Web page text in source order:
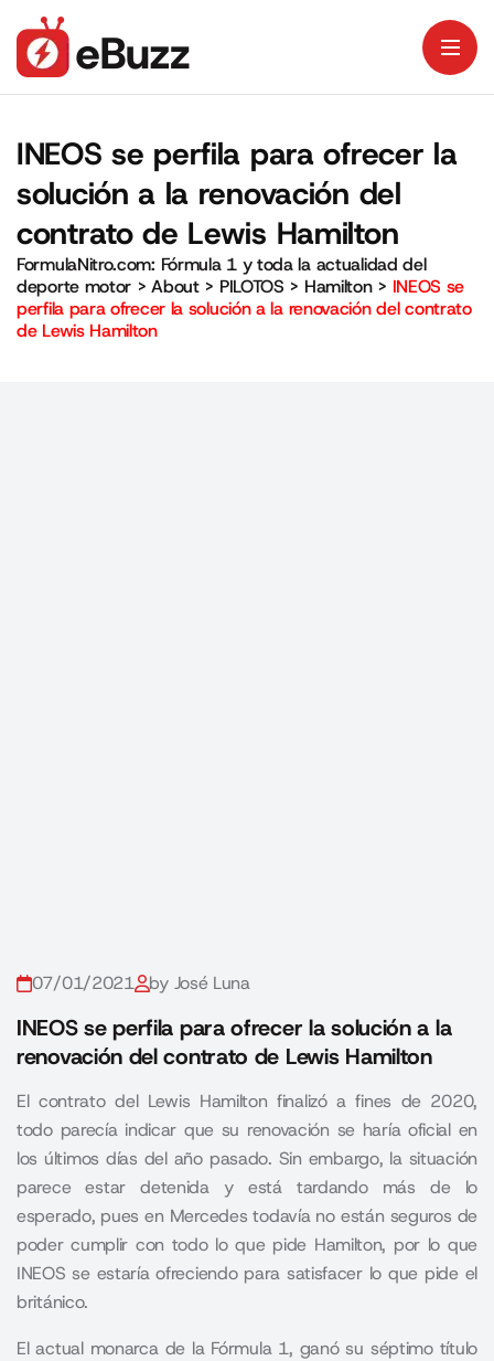
INEOS se perfila para ofrecer la
solución a la renovación del
contrato de Lewis Hamilton
FormulaNitro.com: Fórmula 1 y toda la actualidad del
deporte motor >About> PILOTOS > Hamilton> INEOS se
perfila para ofrecer la solución a la renovación del contrato
de Lewis Hamilton
07/01/2021 by José Luna
INEOS se perfila para ofrecer la solución a la
renovación del contrato de Lewis Hamilton
El contrato del Lewis Hamilton finalizó a fines de 2020,
todo parecía indicar que su renovación se haría oficial en
los últimos días del año pasado. Sin embargo, la situación
parece estar detenida y está tardando más de lo
esperado, pues en Mercedes todavía no están seguros de
poder cumplir con todo lo que pide Hamilton, por lo que
INEOS se estaría ofreciendo para satisfacer lo que pide el
británico.
El actual monarca de la Fórmula 1, ganó su séptimo título